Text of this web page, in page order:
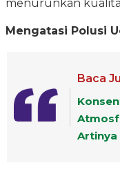
menurunkan
Mengatasi Polusi
Baca
Artinya